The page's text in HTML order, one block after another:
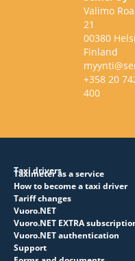
Valimo
21
00380
Finland
+358 20
400
Taxi drivers
Taximeter as a service
How to become a taxi driver
Tariff changes
Vuoro.NET
Vuoro.NET EXTRA
Vuoro.NET authentication
Support